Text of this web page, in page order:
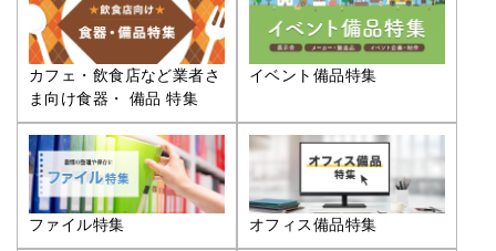
カフェ・飲食店など業者さ
ま向け食器・ 備品 特集
イベント備品特集
ファイル特集 オフィス備品特集